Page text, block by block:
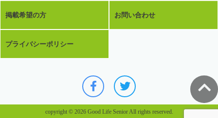
掲載希望の方 お問い合わせ
プライバシーポリシー
copyright © 2026 Good Life Senior All rights reserved.